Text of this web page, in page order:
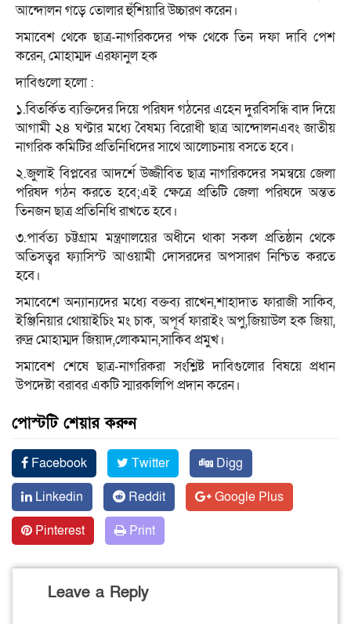
আন্দোলন গড়ে তোলার হুঁশিয়ারি উচ্চারণ করেন।
সমাবেশ থেকে ছাত্র-নাগরিকদের পক্ষ থেকে তিন দফা দাবি পেশ
করেন, মোহাম্মদ এরফানুল হক
দাবিগুলো হলো :
১.বিতর্কিত ব্যক্তিদের দিয়ে পরিষদ গঠনের এহেন দুরবিসন্ধি বাদ দিয়ে
আগামী ২৪ ঘণ্টার মধ্যে বৈষম্য বিরোধী ছাত্র আন্দোলনএবং জাতীয়
নাগরিক কমিটির প্রতিনিধিদের সাথে আলোচনায় বসতে হবে।
২.জুলাই বিপ্লবের আদর্শে উজ্জীবিত ছাত্র নাগরিকদের সমন্বয়ে জেলা
পরিষদ গঠন করতে হবে;এই ক্ষেত্রে প্রতিটি জেলা পরিষদে অন্তত
তিনজন ছাত্র প্রতিনিধি রাখতে হবে।
৩.পার্বত্য চট্টগ্রাম মন্ত্রণালয়ের অধীনে থাকা সকল প্রতিষ্ঠান থেকে
অতিসত্বর ফ্যাসিস্ট আওয়ামী দোসরদের অপসারণ নিশ্চিত করতে
হবে।
সমাবেশে অন্যান্যদের মধ্যে বক্তব্য রাখেন,শাহাদাত ফারাজী সাকিব,
ইঞ্জিনিয়ার থোয়াইচিং মং চাক, অপূর্ব ফারাইং অপু,জিয়াউল হক জিয়া,
রুদ্র মোহাম্মদ জিয়াদ,লোকমান,সাকিব প্রমুখ।
সমাবেশ শেষে ছাত্র-নাগরিকরা সংশ্লিষ্ট দাবিগুলোর বিষয়ে প্রধান
উপদেষ্টা বরাবর একটি স্মারকলিপি প্রদান করেন।
পোস্টটি শেয়ার করুন
Facebook Twitter
Digg
Linkedin
Reddit
Google Plus
Pinterest
Print
Leave a Reply